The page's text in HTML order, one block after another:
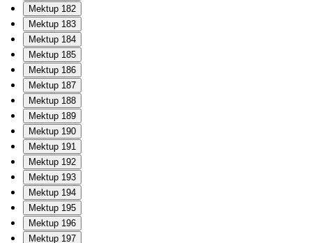
Mektup 182
Mektup 183
Mektup 184
Mektup 185
Mektup 186
Mektup 187
Mektup 188
Mektup 189
Mektup 190
Mektup 191
Mektup 192
Mektup 193
Mektup 194
Mektup 195
Mektup 196
Mektup 197